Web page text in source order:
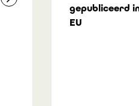
gepubliceerd
EU